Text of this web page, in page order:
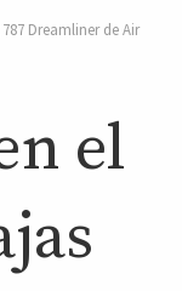
Dreamliner de Air
el